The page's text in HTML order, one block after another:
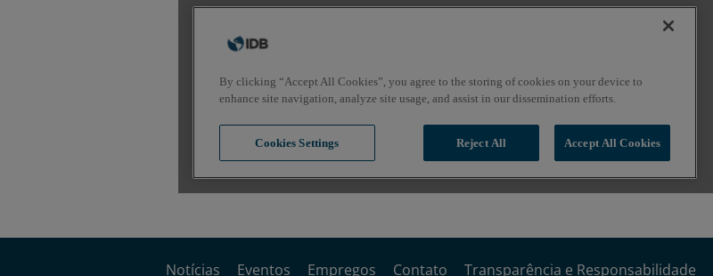
Notícias Eventos Empregos Contato Transparência e Responsabilidade